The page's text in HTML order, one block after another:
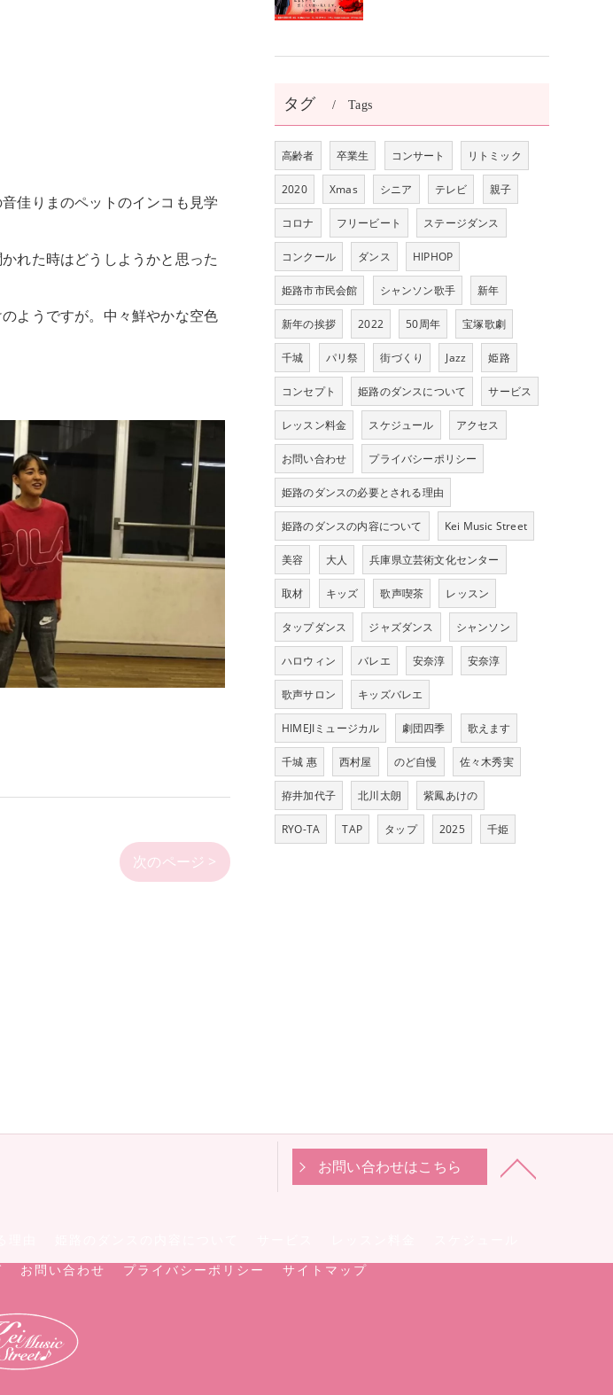
佳りまのペットのインコも見学
れた時はどうしようかと思った
ようですが。中々鮮やかな空色
次のページ >
タグ Tags
高齢者 卒業生 コンサート リトミック
2020 Xmas シニア テレビ 親子
コロナ フリービート ステージダンス
コンクール ダンス HIPHOP
姫路市市民会館 シャンソン歌手 新年
新年の挨拶 2022 50周年 宝塚歌劇
千城 パリ祭 街づくり Jazz 姫路
コンセプト 姫路のダンスについて サービス
レッスン料金 スケジュール アクセス
お問い合わせ プライバシーポリシー
姫路のダンスの必要とされる理由
姫路のダンスの内容について Kei Music Street
美容 大人 兵庫県立芸術文化センター
取材 キッズ 歌声喫茶 レッスン
タップダンス ジャズダンス シャンソン
ハロウィン バレエ 安奈淳 安奈淳
歌声サロン キッズバレエ
HIMEJIミュージカル 劇団四季 歌えます
千城 惠 西村屋 のど自慢 佐々木秀実
拵井加代子 北川太朗 紫鳳あけの
RYO-TA TAP タップ 2025 千姫
お問い合わせはこちら
お問い合わせ プライバシーポリシー サイトマップ